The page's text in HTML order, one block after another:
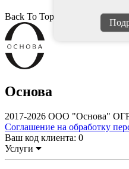
Back To Top
Основа
2017-2026 ООО "Основа"
Соглашение на обработку
Ваш код клиента: 0
Услуги